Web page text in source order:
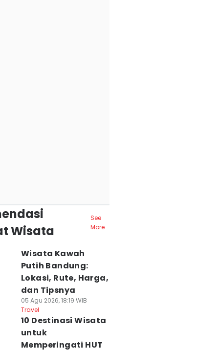
Wisata
See
More
Wisata Kawah
Putih Bandung:
Lokasi, Rute, Harga,
dan Tipsnya
05 Agu 2026, 18:19 WIB
Travel
10 Destinasi Wisata
untuk
Memperingati HUT